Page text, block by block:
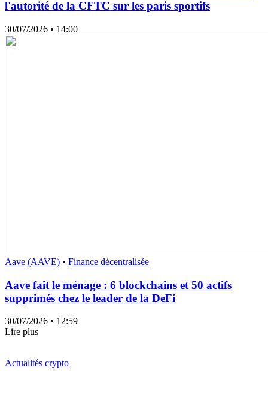
l'autorité de la CFTC sur les paris sportifs
30/07/2026 • 14:00
Aave (AAVE) • Finance décentralisée
Aave fait le ménage : 6 blockchains et 50 actifs
supprimés chez le leader de la DeFi
30/07/2026 • 12:59
Lire plus
Actualités crypto